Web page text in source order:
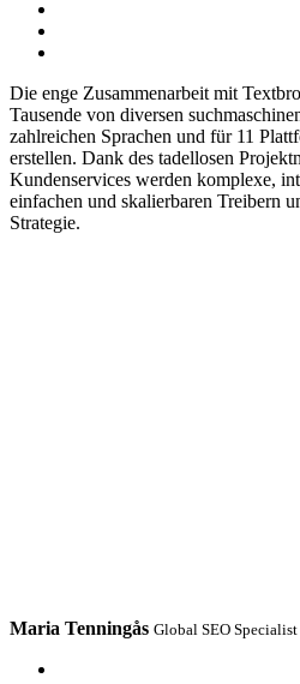
Die enge Zusammenarbeit mit
Tausende von diversen
zahlreichen Sprachen und für 11
erstellen. Dank des tadellosen
Kundenservices werden komplexe,
einfachen und skalierbaren Treibern
Strategie.
Maria Tenningås Global SEO Specialist